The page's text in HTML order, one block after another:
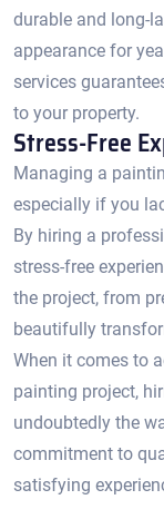
durable and long-
appearance for
services
to your property.
Stress-Free
Managing a
especially if you
By hiring a
stress-free
the project, from
beautifully
When it comes to
painting project,
undoubtedly the
commitment to
satisfying